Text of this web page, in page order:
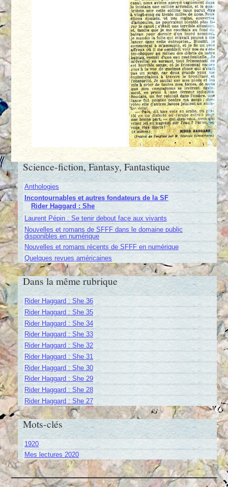
Science-fiction, Fantasy, Fantastique
Anthologies
Incontournables et autres fondateurs de la SF
Rider Haggard : She
Laurent Pépin : Se tenir debout face aux vivants
Nouvelles et romans de SFFF dans le domaine public
disponibles en numérique
Nouvelles et romans récents de SFFF en numérique
Quelques revues américaines
Dans la même rubrique
Rider Haggard : She 36
Rider Haggard : She 35
Rider Haggard : She 34
Rider Haggard : She 33
Rider Haggard : She 32
Rider Haggard : She 31
Rider Haggard : She 30
Rider Haggard : She 29
Rider Haggard : She 28
Rider Haggard : She 27
Mots-clés
1920
Mes lectures 2020